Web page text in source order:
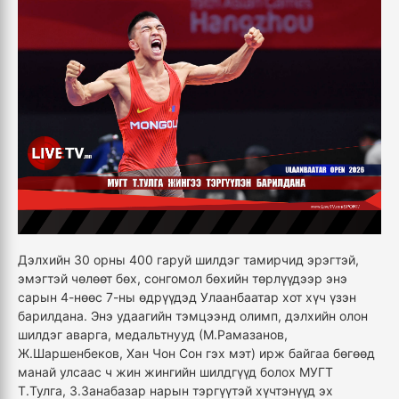
Дэлхийн 30 орны 400 гаруй шилдэг тамирчид эрэгтэй,
эмэгтэй чөлөөт бөх, сонгомол бөхийн төрлүүдээр энэ
сарын 4-нөөс 7-ны өдрүүдэд Улаанбаатар хот хүч үзэн
барилдана. Энэ удаагийн тэмцээнд олимп, дэлхийн олон
шилдэг аварга, медальтнууд (М.Рамазанов,
Ж.Шаршенбеков, Хан Чон Сон гэх мэт) ирж байгаа бөгөөд
манай улсаас ч жин жингийн шилдгүүд болох МУГТ
Т.Тулга, З.Занабазар нарын тэргүүтэй хүчтэнүүд эх